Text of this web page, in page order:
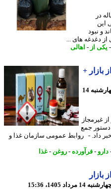
های ...
از-اهالی
+
14 ساعت پیش - چهارشنبه 14
جمع
- روابط عمومی سازمان غذا و
- فرآورده- روغن -غذا